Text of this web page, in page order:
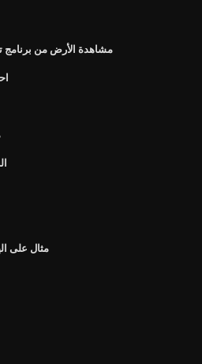
مشاهدة الأرض من برنامج
مثال على